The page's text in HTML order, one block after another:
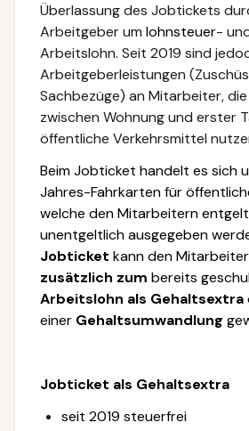
Überlassung des Jobtickets
Arbeitgeber um lohnsteuer-
Arbeitslohn. Seit 2019 sind
Arbeitgeberleistungen
Sachbezüge) an Mitarbeiter,
zwischen Wohnung und erster
öffentliche Verkehrsmittel
Beim Jobticket handelt es sich
Jahres-Fahrkarten für
welche den Mitarbeitern
unentgeltlich ausgegeben
Jobticket kann den
zusätzlich zum bereits
Arbeitslohn als Gehaltsextra
einer Gehaltsumwandlung
Jobticket als Gehaltsextra
seit 2019 steuerfrei